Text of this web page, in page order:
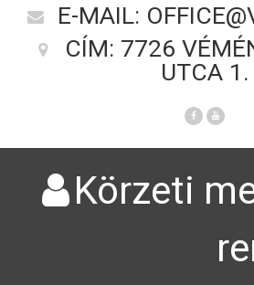
E-MAIL:
CÍM: 7726
UTCA 1.
Körzeti